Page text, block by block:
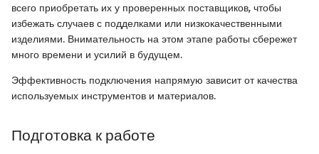
всего приобретать их у проверенных поставщиков, чтобы
избежать случаев с подделками или низкокачественными
изделиями. Внимательность на этом этапе работы сбережет
много времени и усилий в будущем.
Эффективность подключения напрямую зависит от качества
используемых инструментов и материалов.
Подготовка к работе